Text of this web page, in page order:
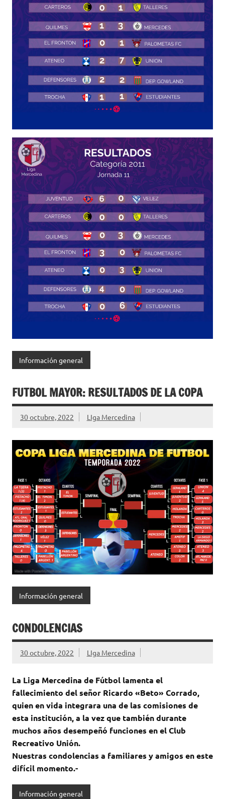
Información general
FUTBOL MAYOR: RESULTADOS DE LA COPA
30 octubre, 2022 LIga Mercedina
Información general
CONDOLENCIAS
30 octubre, 2022 LIga Mercedina
La Liga Mercedina de Fútbol lamenta el
fallecimiento del señor Ricardo «Beto» Corrado,
quien en vida integrara una de las comisiones de
esta institución, a la vez que también durante
muchos años desempeñó funciones en el Club
Recreativo Unión.
Nuestras condolencias a familiares y amigos en este
difícil momento.-
Información general